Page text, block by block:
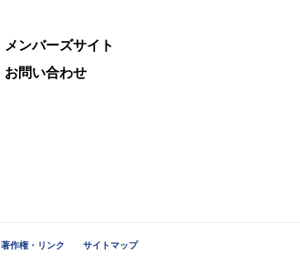
メンバーズサイト
お問い合わせ
著作権・リンク サイトマップ